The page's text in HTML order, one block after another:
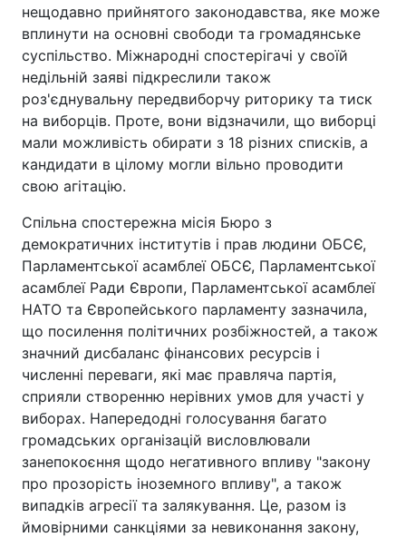
нещодавно прийнятого законодавства, яке може
вплинути на основні свободи та громадянське
суспільство. Міжнародні спостерігачі у своїй
недільній заяві підкреслили також
роз'єднувальну передвиборчу риторику та тиск
на виборців. Проте, вони відзначили, що виборці
мали можливість обирати з 18 різних списків, а
кандидати в цілому могли вільно проводити
свою агітацію.
Спільна спостережна місія Бюро з
демократичних інститутів і прав людини ОБСЄ,
Парламентської асамблеї ОБСЄ, Парламентської
асамблеї Ради Європи, Парламентської асамблеї
НАТО та Європейського парламенту зазначила,
що посилення політичних розбіжностей, а також
значний дисбаланс фінансових ресурсів і
численні переваги, які має правляча партія,
сприяли створенню нерівних умов для участі у
виборах. Напередодні голосування багато
громадських організацій висловлювали
занепокоєння щодо негативного впливу "закону
про прозорість іноземного впливу", а також
випадків агресії та залякування. Це, разом із
ймовірними санкціями за невиконання закону,